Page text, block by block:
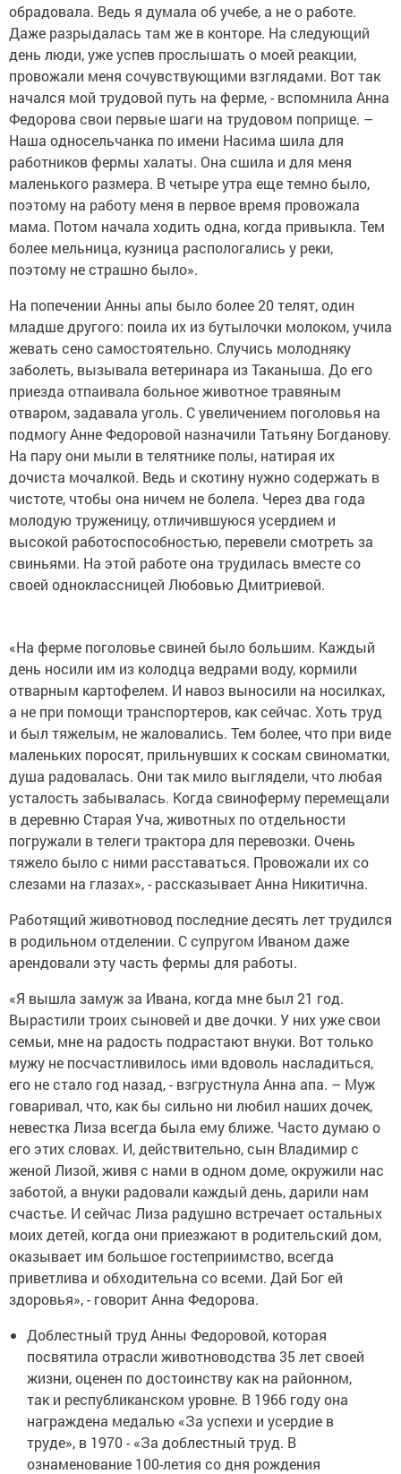
обрадовала. Ведь я думала об учебе, а не о работе.
Даже разрыдалась там же в конторе. На следующий
день люди, уже успев прослышать о моей реакции,
провожали меня сочувствующими взглядами. Вот так
начался мой трудовой путь на ферме, - вспомнила Анна
Федорова свои первые шаги на трудовом поприще. –
Наша односельчанка по имени Насима шила для
работников фермы халаты. Она сшила и для меня
маленького размера. В четыре утра еще темно было,
поэтому на работу меня в первое время провожала
мама. Потом начала ходить одна, когда привыкла. Тем
более мельница, кузница распологались у реки,
поэтому не страшно было».
На попечении Анны апы было более 20 телят, один
младше другого: поила их из бутылочки молоком, учила
жевать сено самостоятельно. Случись молодняку
заболеть, вызывала ветеринара из Таканыша. До его
приезда отпаивала больное животное травяным
отваром, задавала уголь. С увеличением поголовья на
подмогу Анне Федоровой назначили Татьяну Богданову.
На пару они мыли в телятнике полы, натирая их
дочиста мочалкой. Ведь и скотину нужно содержать в
чистоте, чтобы она ничем не болела. Через два года
молодую труженицу, отличившуюся усердием и
высокой работоспособностью, перевели смотреть за
свиньями. На этой работе она трудилась вместе со
своей одноклассницей Любовью Дмитриевой.
«На ферме поголовье свиней было большим. Каждый
день носили им из колодца ведрами воду, кормили
отварным картофелем. И навоз выносили на носилках,
а не при помощи транспортеров, как сейчас. Хоть труд
и был тяжелым, не жаловались. Тем более, что при виде
маленьких поросят, прильнувших к соскам свиноматки,
душа радовалась. Они так мило выглядели, что любая
усталость забывалась. Когда свиноферму перемещали
в деревню Старая Уча, животных по отдельности
погружали в телеги трактора для перевозки. Очень
тяжело было с ними расставаться. Провожали их со
слезами на глазах», - рассказывает Анна Никитична.
Работящий животновод последние десять лет трудился
в родильном отделении. С супругом Иваном даже
арендовали эту часть фермы для работы.
«Я вышла замуж за Ивана, когда мне был 21 год.
Вырастили троих сыновей и две дочки. У них уже свои
семьи, мне на радость подрастают внуки. Вот только
мужу не посчастливилось ими вдоволь насладиться,
его не стало год назад, - взгрустнула Анна апа. – Муж
говаривал, что, как бы сильно ни любил наших дочек,
невестка Лиза всегда была ему ближе. Часто думаю о
его этих словах. И, действительно, сын Владимир с
женой Лизой, живя с нами в одном доме, окружили нас
заботой, а внуки радовали каждый день, дарили нам
счастье. И сейчас Лиза радушно встречает остальных
моих детей, когда они приезжают в родительский дом,
оказывает им большое гостеприимство, всегда
приветлива и обходительна со всеми. Дай Бог ей
здоровья», - говорит Анна Федорова.
Доблестный труд Анны Федоровой, которая
посвятила отрасли животноводства 35 лет своей
жизни, оценен по достоинству как на районном,
так и республиканском уровне. В 1966 году она
награждена медалью «За успехи и усердие в
труде», в 1970 - «За доблестный труд. В
ознаменование 100-летия со дня рождения